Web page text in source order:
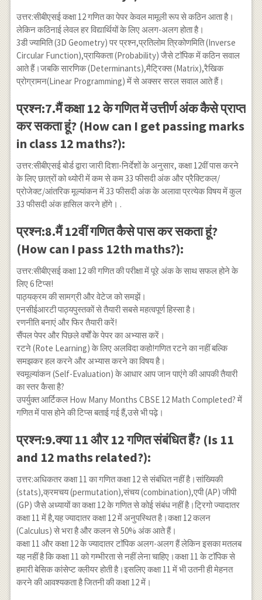
उत्तर:सीबीएसई कक्षा 12 गणित का पेपर केवल मामूली रूप से कठिन आता है।
लेकिन कठिनाई लेवल हर विद्यार्थियों के लिए अलग-अलग होता है।
3डी ज्यामिति (3D Geometry) पर प्रश्न,प्रतिलोम त्रिकोणमिति (Inverse
Circular Function),प्रायिकता (Probability) जैसे टाॅपिक में कठिन सवाल
आते हैं।जबकि सारणिक (Determinants),मैट्रिक्स (Matrix),रैखिक
प्रोग्रामन(Linear Programming) में से अक्सर सरल सवाल आते हैं।
प्रश्न:7.मैं कक्षा 12 के गणित में उत्तीर्ण अंक कैसे प्राप्त
कर सकता हूं? (How can I get passing marks
in class 12 maths?):
उत्तर:सीबीएसई बोर्ड द्वारा जारी दिशा-निर्देशों के अनुसार, कक्षा 12वीं पास करने
के लिए छात्रों को थ्योरी में कम से कम 33 फीसदी अंक और प्रैक्टिकल/
प्रोजेक्ट/आंतरिक मूल्यांकन में 33 फीसदी अंक के अलावा प्रत्येक विषय में कुल
33 फीसदी अंक हासिल करने होंगे। .
प्रश्न:8.मैं 12वीं गणित कैसे पास कर सकता हूं?
(How can I pass 12th maths?):
उत्तर:सीबीएसई कक्षा 12 की गणित की परीक्षा में पूरे अंक के साथ सफल होने के
लिए 6 टिप्स!
पाठ्यक्रम की सामग्री और वेटेज को समझें।
एनसीईआरटी पाठ्यपुस्तकों से तैयारी सबसे महत्वपूर्ण हिस्सा है।
रणनीति बनाएं और फिर तैयारी करें!
सैंपल पेपर और पिछले वर्षों के पेपर का अभ्यास करें।
रटने (Rote Learning) के लिए अलविदा कहो!गणित रटने का नहीं बल्कि
समझकर हल करने और अभ्यास करने का विषय है।
स्वमूल्यांकन (Self-Evaluation) के आधार आप जान पाएंगे की आपकी तैयारी
का स्तर कैसा है?
उपर्युक्त आर्टिकल How Many Months CBSE 12 Math Completed? में
गणित में पास होने की टिप्स बताई गई हैं,उसे भी पढ़े।
प्रश्न:9.क्या 11 और 12 गणित संबंधित हैं? (Is 11
and 12 maths related?):
उत्तर:अधिकतर कक्षा 11 का गणित कक्षा 12 से संबंधित नहीं है।सांख्यिकी
(stats),क्रमचय (permutation),संचय (combination),एपी (AP) जीपी
(GP) जैसे अध्यायों का कक्षा 12 के गणित से कोई संबंध नहीं है।ट्रिगो ज्यादातर
कक्षा 11 में है,यह ज्यादातर कक्षा 12 में अनुपस्थित है।कक्षा 12 कलन
(Calculus) से भरा है और कलन से 50% अंक आते हैं।
कक्षा 11 और कक्षा 12 के ज्यादातर टाॅपिक अलग-अलग हैं लेकिन इसका मतलब
यह नहीं है कि कक्षा 11 को गम्भीरता से नहीं लेना चाहिए।कक्षा 11 के टाॅपिक से
हमारी बेसिक कांसेप्ट क्लीयर होती है।इसलिए कक्षा 11 में भी उतनी ही मेहनत
करने की आवश्यकता है जितनी की कक्षा 12 में।